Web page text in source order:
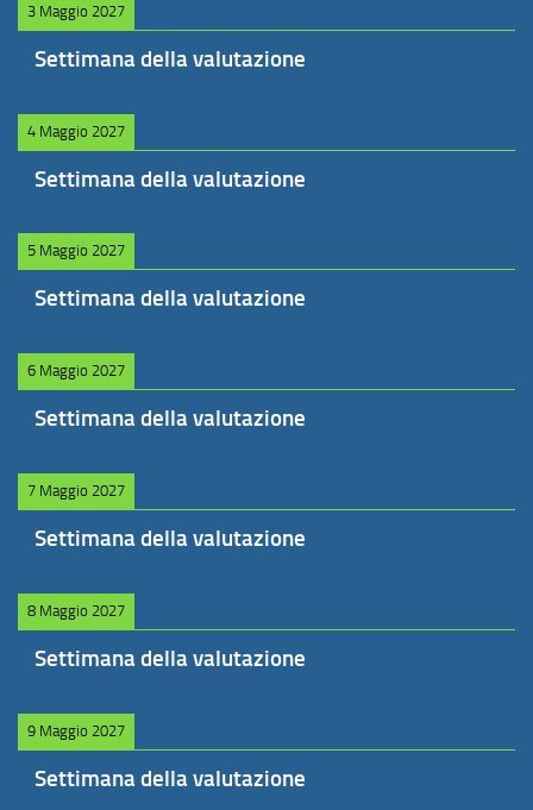
3 Maggio 2027
Settimana della valutazione
4 Maggio 2027
Settimana della valutazione
5 Maggio 2027
Settimana della valutazione
6 Maggio 2027
Settimana della valutazione
7 Maggio 2027
Settimana della valutazione
8 Maggio 2027
Settimana della valutazione
9 Maggio 2027
Settimana della valutazione